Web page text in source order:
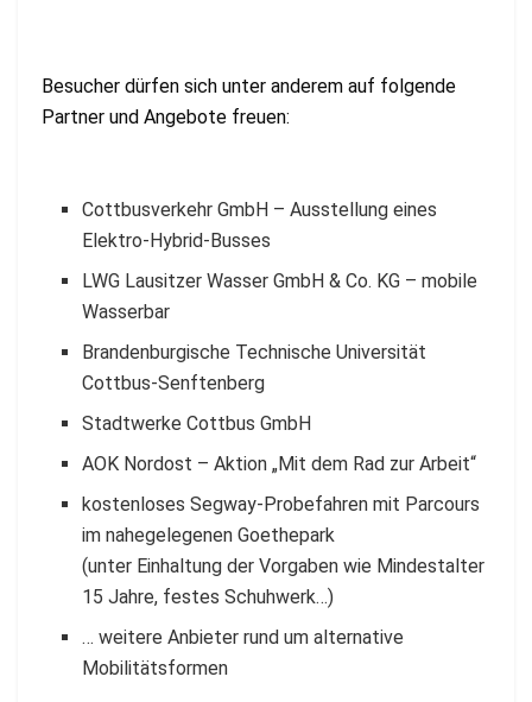
Besucher dürfen sich unter anderem auf folgende
Partner und Angebote freuen:
Cottbusverkehr GmbH – Ausstellung eines
Elektro-Hybrid-Busses
LWG Lausitzer Wasser GmbH & Co. KG – mobile
Wasserbar
Brandenburgische Technische Universität
Cottbus-Senftenberg
Stadtwerke Cottbus GmbH
AOK Nordost – Aktion „Mit dem Rad zur Arbeit“
kostenloses Segway-Probefahren mit Parcours
im nahegelegenen Goethepark
(unter Einhaltung der Vorgaben wie Mindestalter
15 Jahre, festes Schuhwerk…)
… weitere Anbieter rund um alternative
Mobilitätsformen